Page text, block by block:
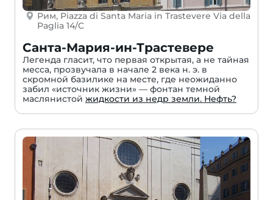
Рим, Piazza di Santa Maria in Trastevere Via della
Paglia 14/C
Санта-Мария-ин-Трастевере
Легенда гласит, что первая открытая, а не тайная
месса, прозвучала в начале 2 века н. э. в
скромной базилике на месте, где неожиданно
забил «источник жизни» — фонтан темной
маслянистой жидкости из недр земли. Нефть?